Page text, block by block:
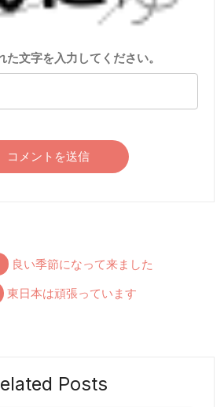
た文字を入力してください。
良い季節になって来ました
東日本は頑張っています
Posts